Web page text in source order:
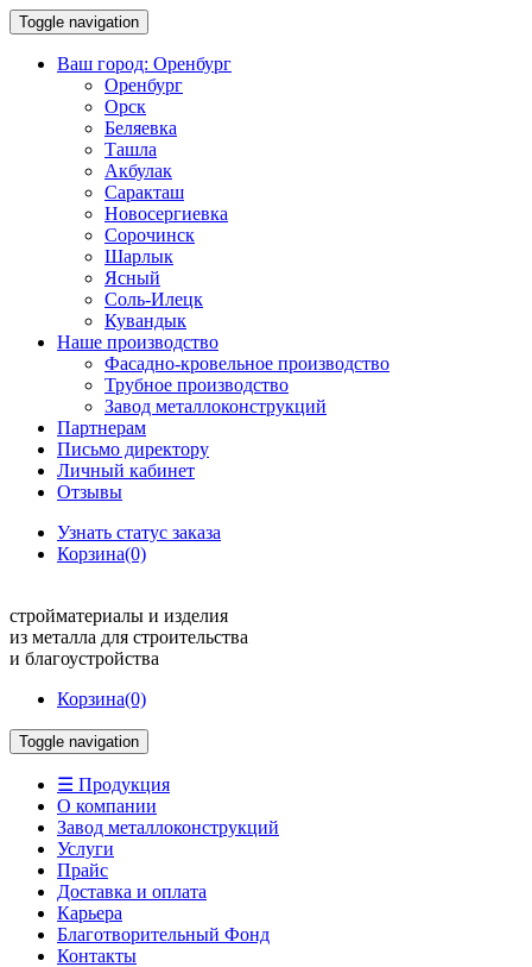
Toggle navigation
Ваш город: Оренбург
Оренбург
Орск
Беляевка
Ташла
Акбулак
Саракташ
Новосергиевка
Сорочинск
Шарлык
Ясный
Соль-Илецк
Кувандык
Наше производство
Фасадно-кровельное производство
Трубное производство
Завод металлоконструкций
Партнерам
Письмо директору
Личный кабинет
Отзывы
Узнать статус заказа
Корзина(0)
стройматериалы и изделия
из металла для строительства
и благоустройства
Корзина(0)
Toggle navigation
☰ Продукция
О компании
Завод металлоконструкций
Услуги
Прайс
Доставка и оплата
Карьера
Благотворительный Фонд
Контакты